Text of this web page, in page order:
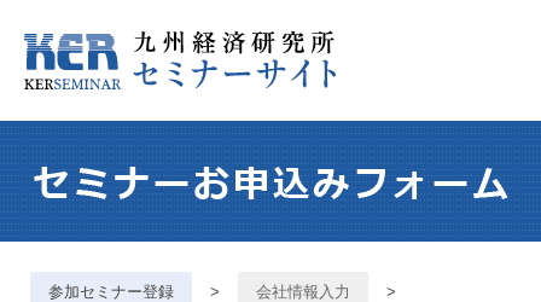
参加セミナー登録 > 会社情報入力 >